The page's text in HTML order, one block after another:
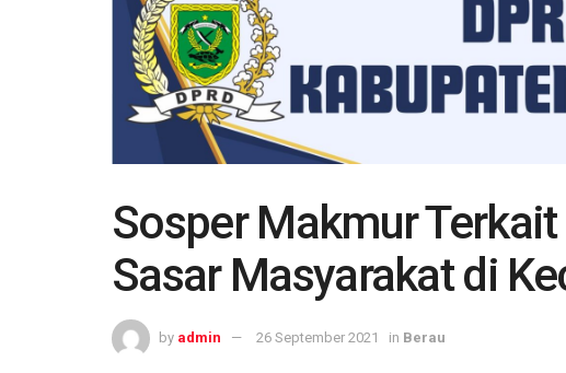
Sosper Makmur
Sasar Masyarakat di
by admin 26 September 2021 in Berau